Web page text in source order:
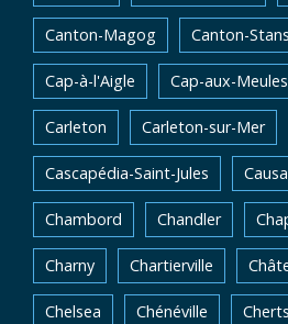
Canton-Magog Canton-
Cap-à-l'Aigle Cap-aux-Meules
Carleton Carleton-sur-Mer
Cascapédia-Saint-Jules
Chambord Chandler
Charny Chartierville
Chelsea Chénéville